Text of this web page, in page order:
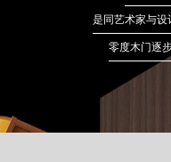
是同艺术家与设
零度木门逐